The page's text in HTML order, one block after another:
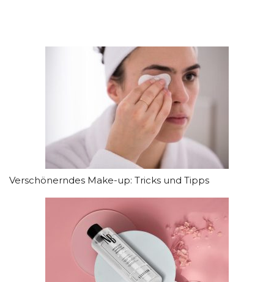
Verschönerndes Make-up: Tricks und Tipps